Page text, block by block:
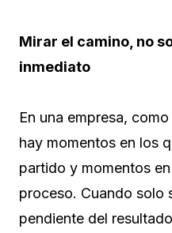
Mirar el camino, no
inmediato
En una empresa,
hay momentos en los
partido y momentos
proceso. Cuando solo
pendiente del